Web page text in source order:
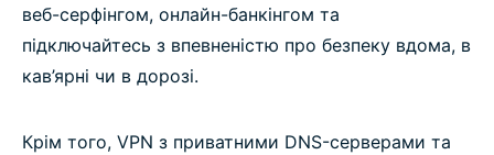
веб-серфінгом, онлайн-банкінгом та
підключайтесь з впевненістю про безпеку вдома, в
кав’ярні чи в дорозі.
Крім того, VPN з приватними DNS-серверами та